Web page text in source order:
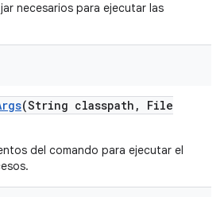
necesarios para ejecutar las
(String classpath ,
File
del comando para ejecutar el